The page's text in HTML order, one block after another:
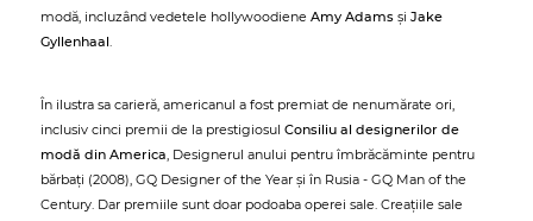
modă, incluzând vedetele hollywoodiene Amy Adams și Jake
Gyllenhaal.
În ilustra sa carieră, americanul a fost premiat de nenumărate ori,
inclusiv cinci premii de la prestigiosul Consiliu al designerilor de
modă din America, Designerul anului pentru îmbrăcăminte pentru
bărbați (2008), GQ Designer of the Year și în Rusia - GQ Man of the
Century. Dar premiile sunt doar podoaba operei sale. Creațiile sale